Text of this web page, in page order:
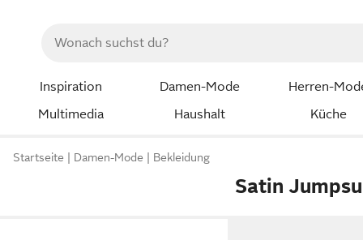
Inspiration Damen-Mode Herren-
Multimedia
Haushalt Küche
Startseite Damen-Mode Bekleidung
Satin